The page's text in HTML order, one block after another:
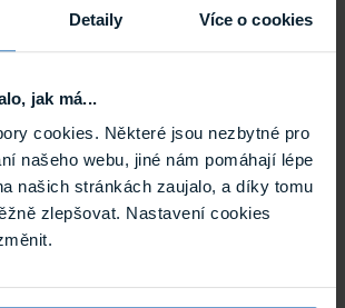
Detaily Více o cookies
jak má...
cookies. Některé jsou nezbytné pro
našeho webu, jiné nám pomáhají lépe
našich stránkách zaujalo, a díky tomu
zlepšovat. Nastavení cookies
externí monitor / obrazovku
statusy z čteček, při